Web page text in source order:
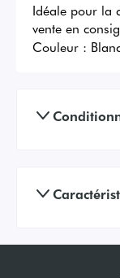
Idéale pour la
vente en
Couleur :